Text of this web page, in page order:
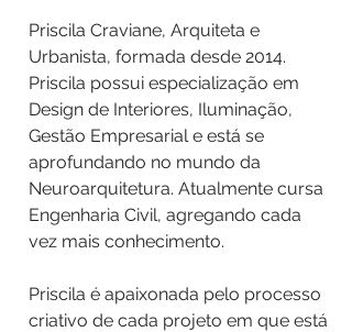
Priscila Craviane, Arquiteta e
Urbanista, formada desde 2014.
Priscila possui especialização em
Design de Interiores, Iluminação,
Gestão Empresarial e está se
aprofundando no mundo da
Neuroarquitetura. Atualmente cursa
Engenharia Civil, agregando cada
vez mais conhecimento.
Priscila é apaixonada pelo processo
criativo de cada projeto em que está